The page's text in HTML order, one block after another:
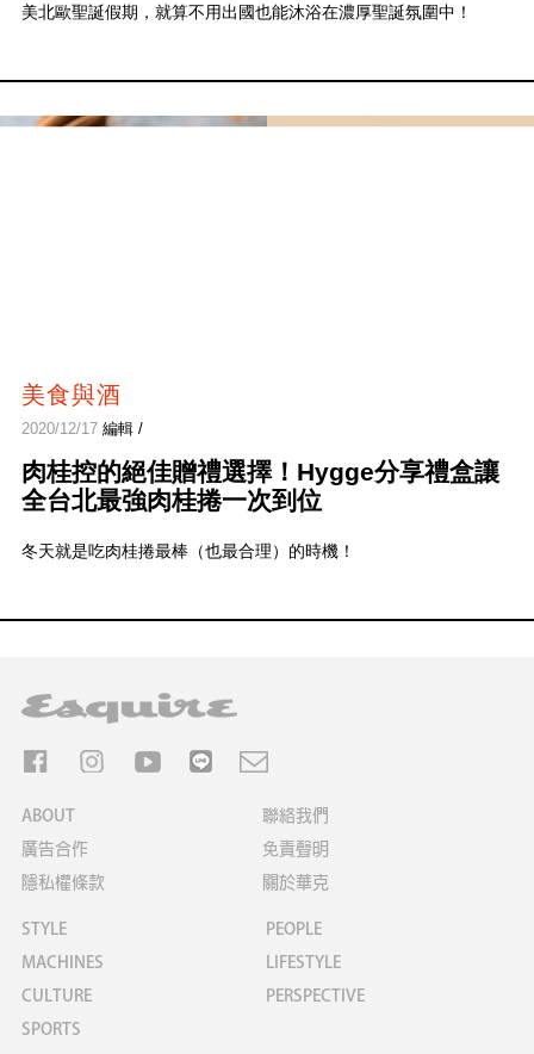
美北歐聖誕假期，就算不用出國也能沐浴在濃厚聖誕氛圍中！
美食與酒
2020/12/17編輯 /
肉桂控的絕佳贈禮選擇！Hygge分享禮盒讓
全台北最強肉桂捲一次到位
冬天就是吃肉桂捲最棒（也最合理）的時機！
ABOUT
聯絡我們
廣告合作
免責聲明
隱私權條款
關於華克
STYLE
PEOPLE
MACHINES
LIFESTYLE
CULTURE
PERSPECTIVE
SPORTS